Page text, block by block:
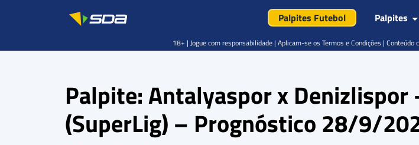
Palpites Futebol Palpites
Palpite: Antalyaspor x Denizlispor
(SuperLig) – Prognóstico 28/9/
18+ | Jogue com responsabilidade | Aplicam-se os Termos e Condições |